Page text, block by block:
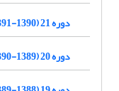
دوره 21 (1390-1391)
دوره 20 (1389-1390)